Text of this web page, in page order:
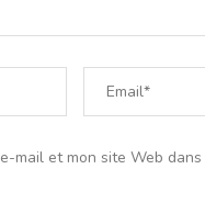
mail et mon site Web